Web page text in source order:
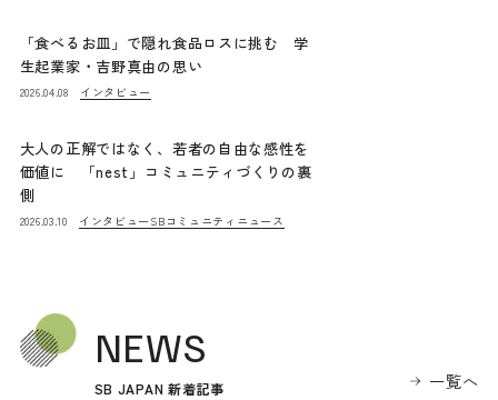
「食べるお皿」で隠れ食品ロスに挑む 学
生起業家・吉野真由の思い
2026.04.08 インタビュー
大人の正解ではなく、若者の自由な感性を
価値に 「nest」コミュニティづくりの裏
側
2026.03.10 インタビュー SBコミュニティニュース
NEWS
SB JAPAN 新着記事 一覧へ